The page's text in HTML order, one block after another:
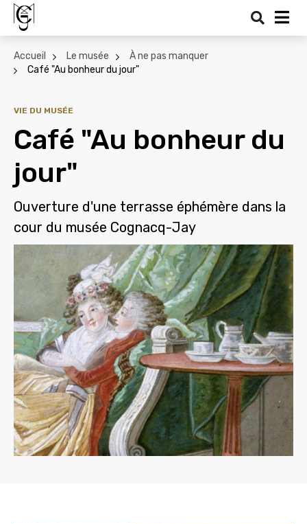
Accueil Le musée
À ne pas manquer
Café "Au bonheur du jour"
VIE DU MUSÉE
Café "Au bonheur du
jour"
Ouverture d'une terrasse éphémère dans la
cour du musée Cognacq-Jay